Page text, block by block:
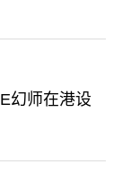
幻师在港设